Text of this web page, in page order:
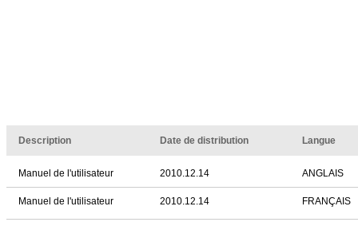
Description Date de distribution Langue
Manuel de l'utilisateur 2010.12.14 ANGLAIS
Manuel de l'utilisateur 2010.12.14 FRANÇAIS